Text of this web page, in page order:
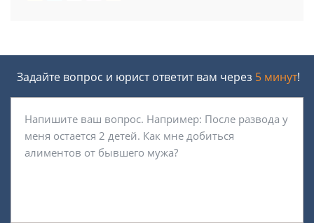
Задайте вопрос и юрист ответит вам через 5 минут!